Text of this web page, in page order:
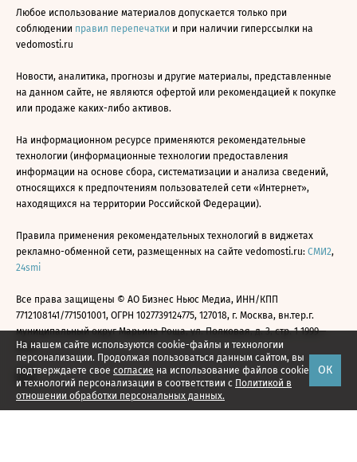
На нашем сайте используются cookie-файлы и технологии
персонализации. Продолжая пользоваться данным сайтом, вы
подтверждаете свое согласие на использование файлов cookie
и технологий персонализации в соответствии с Политикой в
отношении обработки персональных данных.
ОК
Любое использование материалов допускается только при
соблюдении правил перепечатки и при наличии гиперссылки на
vedomosti.ru
Новости, аналитика, прогнозы и другие материалы, представленные
на данном сайте, не являются офертой или рекомендацией к покупке
или продаже каких-либо активов.
На информационном ресурсе применяются рекомендательные
технологии (информационные технологии предоставления
информации на основе сбора, систематизации и анализа сведений,
относящихся к предпочтениям пользователей сети «Интернет»,
находящихся на территории Российской Федерации).
Правила применения рекомендательных технологий в виджетах
рекламно-обменной сети, размещенных на сайте vedomosti.ru: СМИ2,
24smi
Все права защищены © АО Бизнес Ньюс Медиа, ИНН/КПП
7712108141/771501001, ОГРН 1027739124775, 127018, г. Москва, вн.тер.г.
муниципальный округ Марьина Роща, ул. Полковая, д. 3, стр. 1 1999—
2026